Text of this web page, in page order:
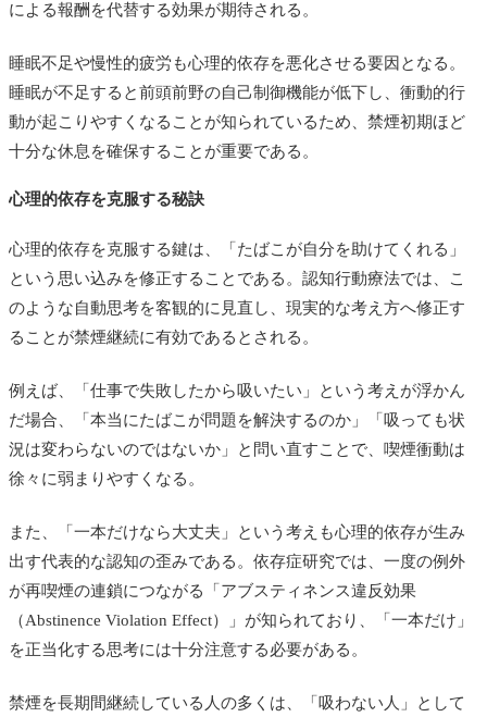
による報酬を代替する効果が期待される。
睡眠不足や慢性的疲労も心理的依存を悪化させる要因となる。
睡眠が不足すると前頭前野の自己制御機能が低下し、衝動的行
動が起こりやすくなることが知られているため、禁煙初期ほど
十分な休息を確保することが重要である。
心理的依存を克服する秘訣
心理的依存を克服する鍵は、「たばこが自分を助けてくれる」
という思い込みを修正することである。認知行動療法では、こ
のような自動思考を客観的に見直し、現実的な考え方へ修正す
ることが禁煙継続に有効であるとされる。
例えば、「仕事で失敗したから吸いたい」という考えが浮かん
だ場合、「本当にたばこが問題を解決するのか」「吸っても状
況は変わらないのではないか」と問い直すことで、喫煙衝動は
徐々に弱まりやすくなる。
また、「一本だけなら大丈夫」という考えも心理的依存が生み
出す代表的な認知の歪みである。依存症研究では、一度の例外
が再喫煙の連鎖につながる「アブスティネンス違反効果
（Abstinence Violation Effect）」が知られており、「一本だけ」
を正当化する思考には十分注意する必要がある。
禁煙を長期間継続している人の多くは、「吸わない人」として